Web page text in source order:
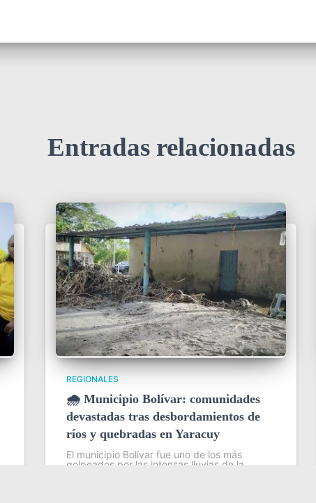
Entradas relacionadas
REGIONALES
🌧️ Municipio Bolívar: comunidades
devastadas tras desbordamientos de
ríos y quebradas en Yaracuy
El municipio Bolívar fue uno de los más
golpeados por las intensas lluvias de la